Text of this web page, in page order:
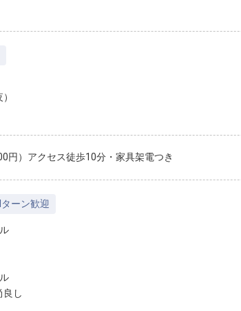
円）アクセス徒歩10分・家具架電つき
ターン歓迎
良し